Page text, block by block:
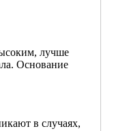
лучше
Основание
в случаях,